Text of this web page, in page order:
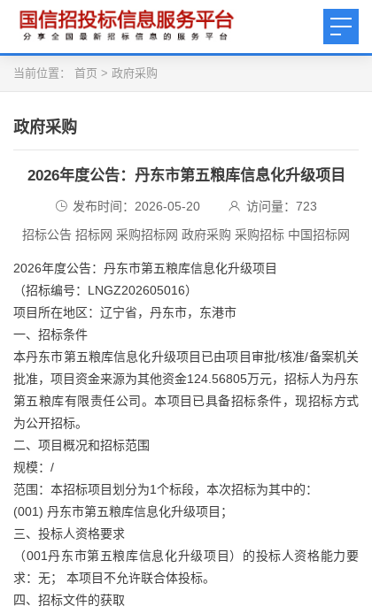
当前位置： 首页 > 政府采购
政府采购
2026年度公告：丹东市第五粮库信息化升级项目
发布时间：2026-05-20 访问量： 723
招标公告 招标网 采购招标网 政府采购 采购招标 中国招标网
2026年度公告：丹东市第五粮库信息化升级项目
（招标编号：LNGZ202605016）
项目所在地区：辽宁省，丹东市，东港市
一、招标条件
本丹东市第五粮库信息化升级项目已由项目审批/核准/备案机关
批准，项目资金来源为其他资金124.56805万元，招标人为丹东
第五粮库有限责任公司。本项目已具备招标条件，现招标方式
为公开招标。
二、项目概况和招标范围
规模：/
范围：本招标项目划分为1个标段，本次招标为其中的：
(001) 丹东市第五粮库信息化升级项目；
三、投标人资格要求
（001丹东市第五粮库信息化升级项目）的投标人资格能力要
求：无； 本项目不允许联合体投标。
四、招标文件的获取